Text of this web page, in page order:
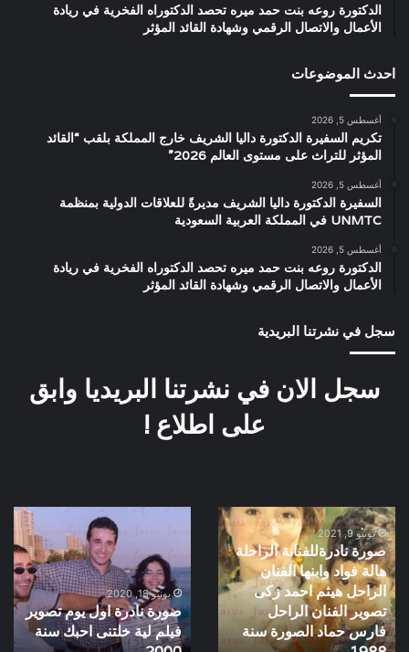
الدكتورة روعه بنت حمد ميره تحصد الدكتوراه الفخرية في ريادة
الأعمال والاتصال الرقمي وشهادة القائد المؤثر
احدث الموضوعات
أغسطس 5, 2026
تكريم السفيرة الدكتورة داليا الشريف خارج المملكة بلقب “القائد
المؤثر للتراث على مستوى العالم 2026”
أغسطس 5, 2026
السفيرة الدكتورة داليا الشريف مديرةً للعلاقات الدولية بمنظمة
UNMTC في المملكة العربية السعودية
أغسطس 5, 2026
الدكتورة روعه بنت حمد ميره تحصد الدكتوراه الفخرية في ريادة
الأعمال والاتصال الرقمي وشهادة القائد المؤثر
سجل في نشرتنا البريدية
سجل الان في نشرتنا البريديا وابق
على اطلاع !
صورة
نادرةللفنانة
الراحلة
هالة
فواد
وابنها
الفنان
الراحل
يونيو 9, 2021
صورة نادرةللفنانة الراحلة
هالة فواد وابنها الفنان
الراحل هيثم احمد زكى
تصوير الفنان الراحل
فارس حماد الصورة سنة
اول
يوم
تصوير
فيلم
لية
خلتنى
يونيو 18, 2020
صورة نادرة اول يوم تصوير
فيلم لية خلتنى احبك سنة